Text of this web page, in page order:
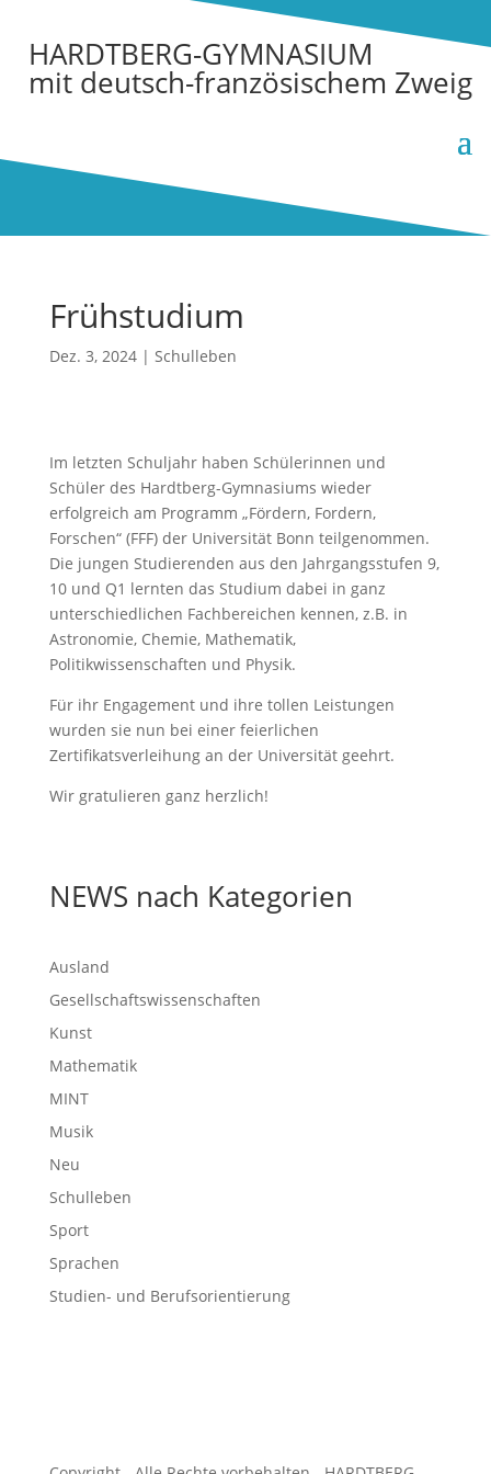
HARDTBERG-GYMNASIUM
mit deutsch-französischem Zweig
Frühstudium
Dez. 3, 2024| Schulleben
Im letzten Schuljahr haben Schülerinnen und
Schüler des Hardtberg-Gymnasiums wieder
erfolgreich am Programm „Fördern, Fordern,
Forschen“ (FFF) der Universität Bonn teilgenommen.
Die jungen Studierenden aus den Jahrgangsstufen 9,
10 und Q1 lernten das Studium dabei in ganz
unterschiedlichen Fachbereichen kennen, z.B. in
Astronomie, Chemie, Mathematik,
Politikwissenschaften und Physik.
Für ihr Engagement und ihre tollen Leistungen
wurden sie nun bei einer feierlichen
Zertifikatsverleihung an der Universität geehrt.
Wir gratulieren ganz herzlich!
NEWS nach Kategorien
Ausland
Gesellschaftswissenschaften
Kunst
Mathematik
MINT
Musik
Neu
Schulleben
Sport
Sprachen
Studien- und Berufsorientierung